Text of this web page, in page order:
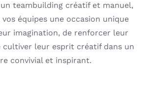
teambuilding créatif et manuel,
équipes une occasion unique
imagination, de renforcer leur
cultiver leur esprit créatif dans un
convivial et inspirant.